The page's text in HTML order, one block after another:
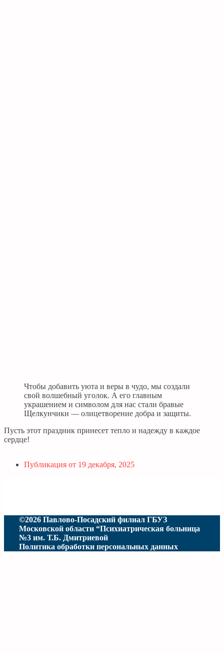
Чтобы добавить уюта и веры в чудо, мы создали
свой волшебный уголок. А его главным
украшением и символом для нас стали бравые
Щелкунчики — олицетворение добра и защиты.
Пусть этот праздник принесет тепло и надежду в каждое
сердце!
Публикация от 19 декабря, 2025
©2026 Павлово-Посадский филиал ГБУЗ
Московской области “Психиатрическая больница
№3 им. Т.Б. Дмитриевой
Политика обработки персональных данных